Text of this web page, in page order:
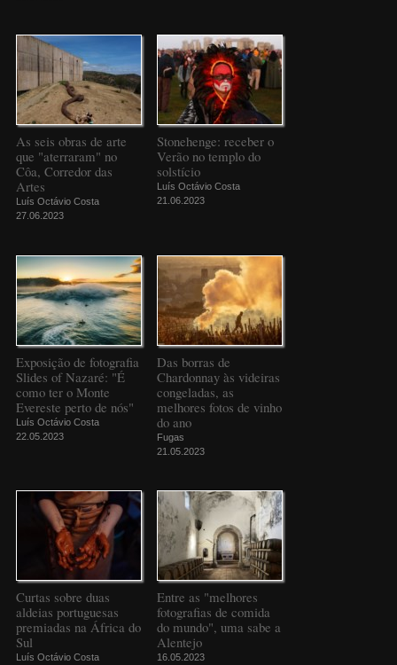
As seis obras de arte
que "aterraram" no
Côa, Corredor das
Artes
Luís Octávio Costa
27.06.2023
Stonehenge: receber o
Verão no templo do
solstício
Luís Octávio Costa
21.06.2023
Exposição de fotografia
Slides of Nazaré: "É
como ter o Monte
Evereste perto de nós"
Luís Octávio Costa
22.05.2023
Das borras de
Chardonnay às videiras
congeladas, as
melhores fotos de vinho
do ano
Fugas
21.05.2023
Curtas sobre duas
aldeias portuguesas
premiadas na África do
Sul
Luís Octávio Costa
Entre as "melhores
fotografias de comida
do mundo", uma sabe a
Alentejo
16.05.2023